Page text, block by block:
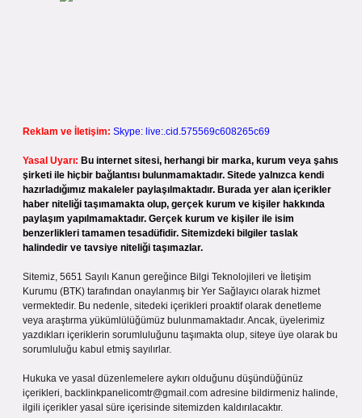
Reklam ve İletişim: Skype: live:.cid.575569c608265c69
Yasal Uyarı: Bu internet sitesi, herhangi bir marka, kurum veya şahıs
şirketi ile hiçbir bağlantısı bulunmamaktadır. Sitede yalnızca kendi
hazırladığımız makaleler paylaşılmaktadır. Burada yer alan içerikler
haber niteliği taşımamakta olup, gerçek kurum ve kişiler hakkında
paylaşım yapılmamaktadır. Gerçek kurum ve kişiler ile isim
benzerlikleri tamamen tesadüfidir. Sitemizdeki bilgiler taslak
halindedir ve tavsiye niteliği taşımazlar.
Sitemiz, 5651 Sayılı Kanun gereğince Bilgi Teknolojileri ve İletişim
Kurumu (BTK) tarafından onaylanmış bir Yer Sağlayıcı olarak hizmet
vermektedir. Bu nedenle, sitedeki içerikleri proaktif olarak denetleme
veya araştırma yükümlülüğümüz bulunmamaktadır. Ancak, üyelerimiz
yazdıkları içeriklerin sorumluluğunu taşımakta olup, siteye üye olarak bu
sorumluluğu kabul etmiş sayılırlar.
Hukuka ve yasal düzenlemelere aykırı olduğunu düşündüğünüz
içerikleri, backlinkpanelicomtr@gmail.com adresine bildirmeniz halinde,
ilgili içerikler yasal süre içerisinde sitemizden kaldırılacaktır.